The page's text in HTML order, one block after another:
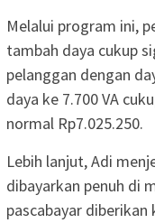
Melalui program ini,
tambah daya cukup
pelanggan dengan
daya ke 7.700 VA
normal Rp7.025.250.
Lebih lanjut, Adi
dibayarkan penuh di
pascabayar diberikan